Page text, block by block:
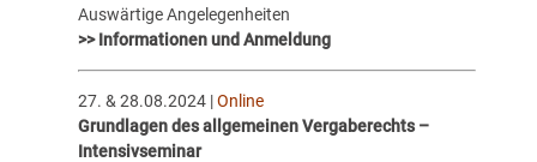
Auswärtige Angelegenheiten
>> Informationen und Anmeldung
27. & 28.08.2024 |Online
Grundlagen des allgemeinen Vergaberechts –
Intensivseminar